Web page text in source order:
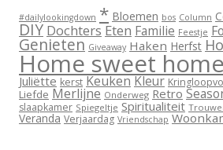
#dailylookingdown * Bloemen bos Column
DIY Dochters Eten Familie Feestje
Genieten Giveaway Haken Herfst
Home sweet home
Juliëtte kerst KeukenKleur
Liefde Merlijne Onderweg Retro
slaapkamer Spiegeltje Spiritualiteit
Veranda Verjaardag Vriendschap